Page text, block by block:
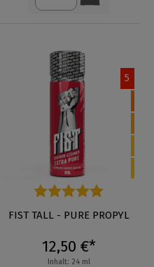
von 5 von 5 Sternen
5
Durchschnittliche
FIST TALL - PURE PROPYL
12,50 €*
Inhalt: 24 ml